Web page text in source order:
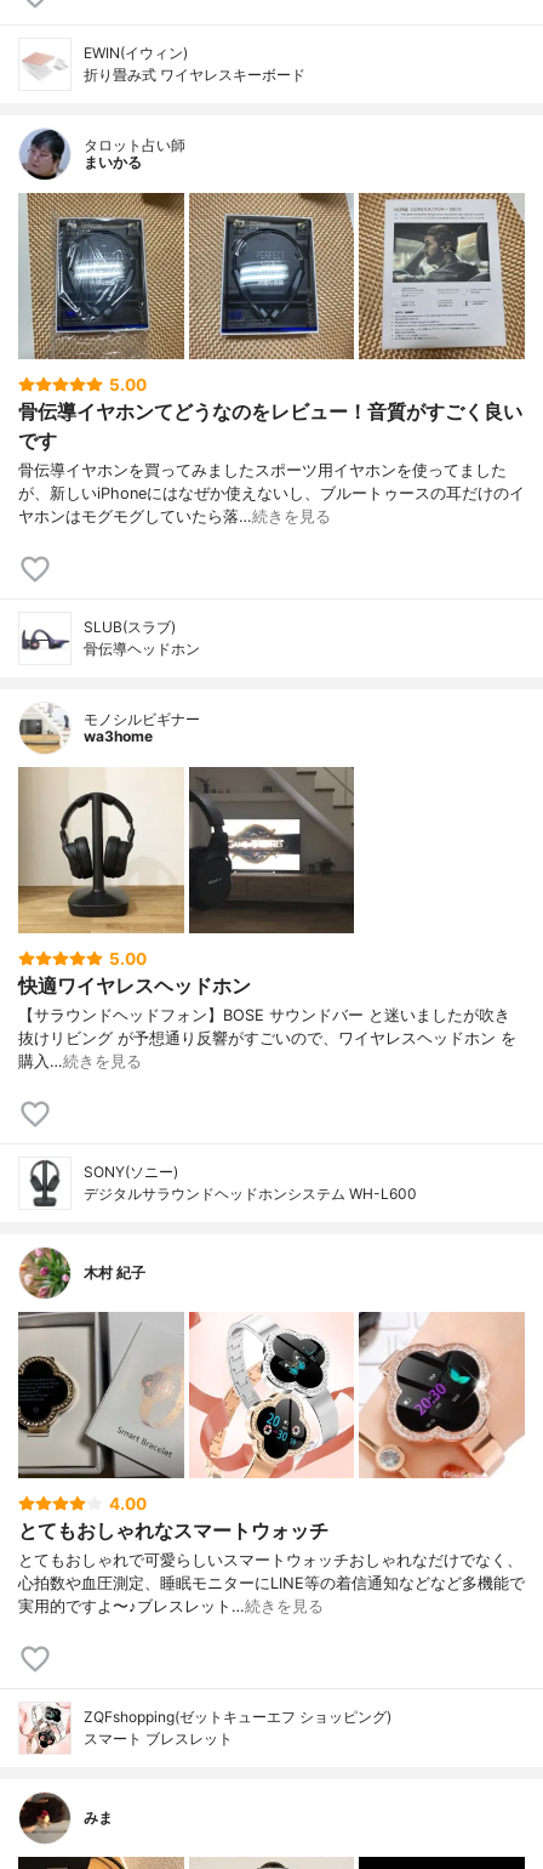
EWIN(イウィン)
折り畳み式 ワイヤレスキーボード
タロット占い師
まいかる
5.00
骨伝導イヤホンてどうなのをレビュー！音質がすごく良い
です
骨伝導イヤホンを買ってみましたスポーツ用イヤホンを使ってました
が、新しいiPhoneにはなぜか使えないし、ブルートゥースの耳だけのイ
ヤホンはモグモグしていたら落…続きを見る
SLUB(スラブ)
骨伝導ヘッドホン
モノシルビギナー
wa3home
5.00
快適ワイヤレスヘッドホン
【サラウンドヘッドフォン】BOSE サウンドバー と迷いましたが吹き
抜けリビング が予想通り反響がすごいので、ワイヤレスヘッドホン を
購入…続きを見る
SONY(ソニー)
デジタルサラウンドヘッドホンシステム WH-L600
木村 紀子
4.00
とてもおしゃれなスマートウォッチ
とてもおしゃれで可愛らしいスマートウォッチおしゃれなだけでなく、
心拍数や血圧測定、睡眠モニターにLINE等の着信通知などなど多機能で
実用的ですよ〜♪ブレスレット…続きを見る
ZQFshopping(ゼットキューエフ ショッピング)
スマート ブレスレット
みま